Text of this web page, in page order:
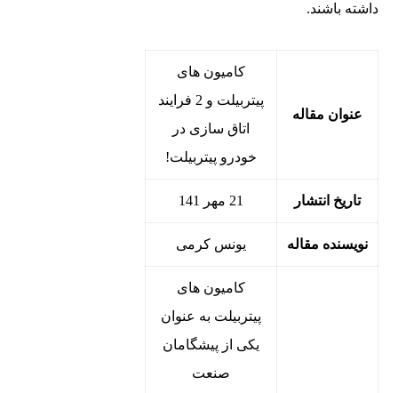
داشته باشند.
عنوان مقاله
کامیون‌ های
پیتربیلت و 2 فرایند
اتاق سازی در
خودرو پیتربیلت!
تاریخ انتشار 21 مهر 141
نویسنده مقاله یونس کرمی
کامیون‌ های
پیتربیلت به عنوان
یکی از پیشگامان
صنعت